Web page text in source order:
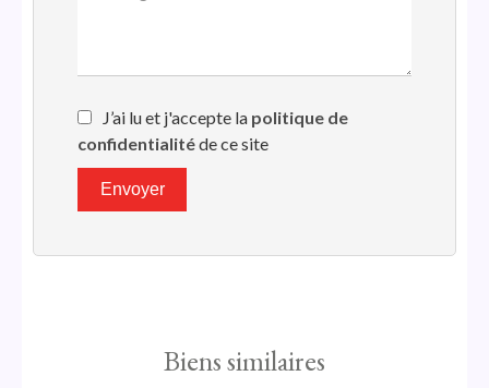
J’ai lu et j'accepte la politique de
confidentialitéde ce site
Envoyer
Biens similaires